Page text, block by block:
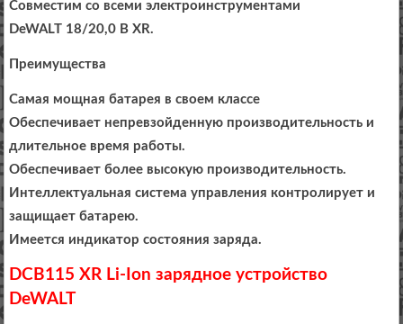
Совместим со всеми электроинструментами
DeWALT 18/20,0 В XR.
Преимущества
Самая мощная батарея в своем классе
Обеспечивает непревзойденную производительность и
длительное время работы.
Обеспечивает более высокую производительность.
Интеллектуальная система управления контролирует и
защищает батарею.
Имеется индикатор состояния заряда.
DCB115 XR Li-Ion зарядное устройство
DeWALT